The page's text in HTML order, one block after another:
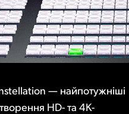
— найпотужніші
HD- та 4K-
того, за допомогою
вході можна